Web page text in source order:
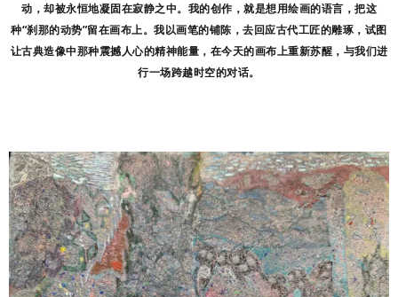
动，却被永恒地凝固在寂静之中。我的创作，就是想用绘画的语言，把这
种“刹那的动势”留在画布上。我以画笔的铺陈，去回应古代工匠的雕琢，试图
让古典造像中那种震撼人心的精神能量，在今天的画布上重新苏醒，与我们进
行一场跨越时空的对话。